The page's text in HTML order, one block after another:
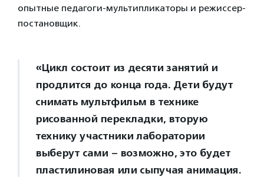
опытные педагоги-мультипликаторы и режиссер-
постановщик.
«Цикл состоит из десяти занятий и
продлится до конца года. Дети будут
снимать мультфильм в технике
рисованной перекладки, вторую
технику участники лаборатории
выберут сами – возможно, это будет
пластилиновая или сыпучая анимация.